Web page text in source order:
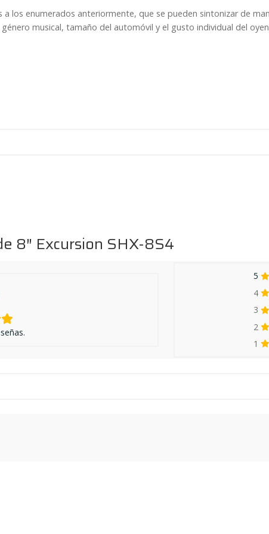
los enumerados anteriormente, que se pueden sintonizar de
musical, tamaño del automóvil y el gusto individual del
8″ Excursion SHX-8S4
5
4
3
2
1